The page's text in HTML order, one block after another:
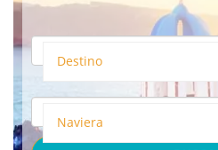
Destino
Naviera